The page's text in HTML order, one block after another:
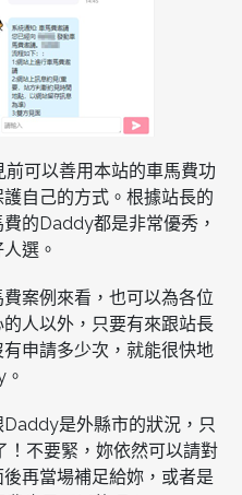
可以善用本站的車馬費功
自己的方式。根據站長的
的Daddy都是非常優秀，
選。
案例來看，也可以為各位
人以外，只要有來跟站長
申請多少次，就能很快地
是外縣市的狀況，只
！不要緊，妳依然可以請對
再當場補足給妳，或者是